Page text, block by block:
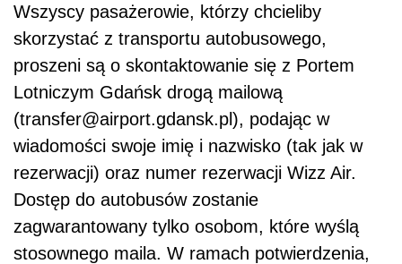
Wszyscy pasażerowie, którzy chcieliby
skorzystać z transportu autobusowego,
proszeni są o skontaktowanie się z Portem
Lotniczym Gdańsk drogą mailową
(transfer@airport.gdansk.pl), podając w
wiadomości swoje imię i nazwisko (tak jak w
rezerwacji) oraz numer rezerwacji Wizz Air.
Dostęp do autobusów zostanie
zagwarantowany tylko osobom, które wyślą
stosownego maila. W ramach potwierdzenia,